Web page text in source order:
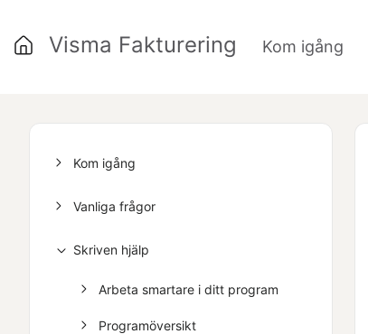
Kom igång
Visma Fakturering
Kom igång
Vanliga frågor
Skriven hjälp
Arbeta smartare i ditt program
Programöversikt